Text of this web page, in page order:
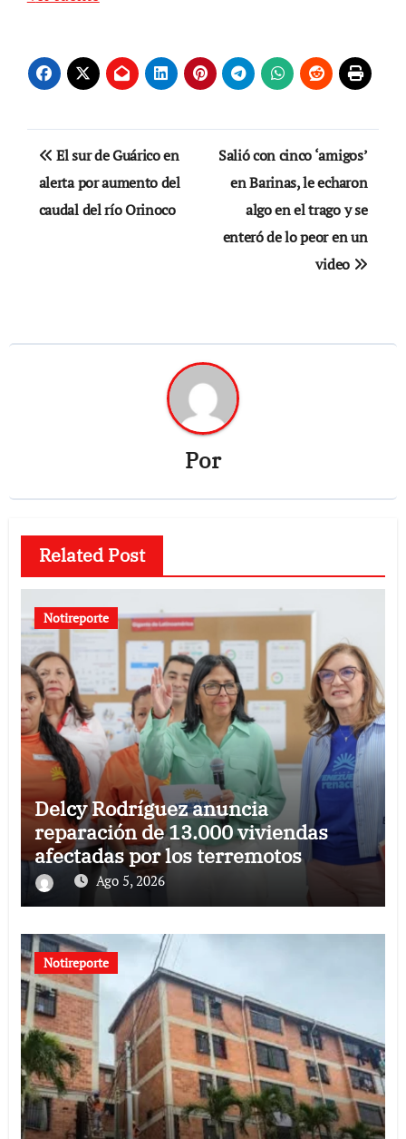
Navegación
de
entradas
El sur de Guárico en
alerta por aumento del
caudal del río Orinoco
Salió con cinco ‘amigos’
en Barinas, le echaron
algo en el trago y se
enteró de lo peor en un
video
Por
Related Post
Notireporte
Delcy Rodríguez anuncia
reparación de 13.000 viviendas
afectadas por los terremotos
Ago 5, 2026
Notireporte